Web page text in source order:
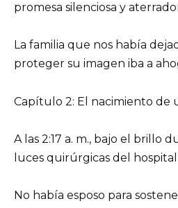
promesa silenciosa y
La familia que nos había
proteger su imagen iba a
Capítulo 2: El nacimiento de
A las 2:17 a. m., bajo el brillo
luces quirúrgicas del
No había esposo para